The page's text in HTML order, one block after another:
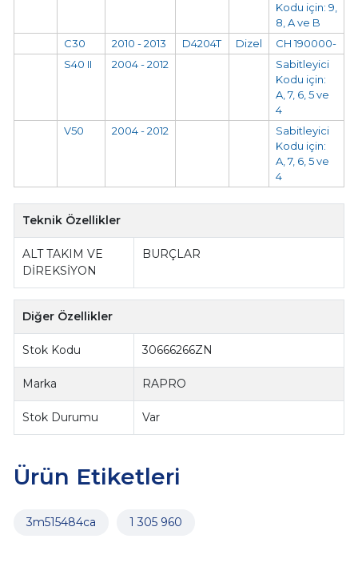
Kodu için: 9,
8, A ve B
C30
2010 - 2013 D4204T Dizel
CH 190000-
S40 II
2004 - 2012
Sabitleyici
Kodu için:
A, 7, 6, 5 ve
4
V50
2004 - 2012
Sabitleyici
Kodu için:
A, 7, 6, 5 ve
4
Teknik Özellikler
ALT TAKIM VE
DİREKSİYON
BURÇLAR
Diğer Özellikler
Stok Kodu 30666266ZN
Marka RAPRO
Stok Durumu Var
Ürün Etiketleri
3m515484ca 1 305 960